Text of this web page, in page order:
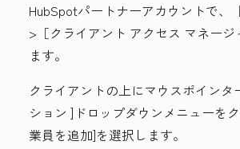
HubSpotパートナーアカウントで、
>［クライアント アクセス マネージ
ます。
クライアントの上にマウスポインタ
ション ]ドロップダウンメニューを
業員を追加]を選択します。